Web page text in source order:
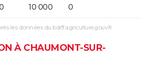
10 000 0
les données du bdiff.agriculture.gouv.fr
À CHAUMONT-SUR-